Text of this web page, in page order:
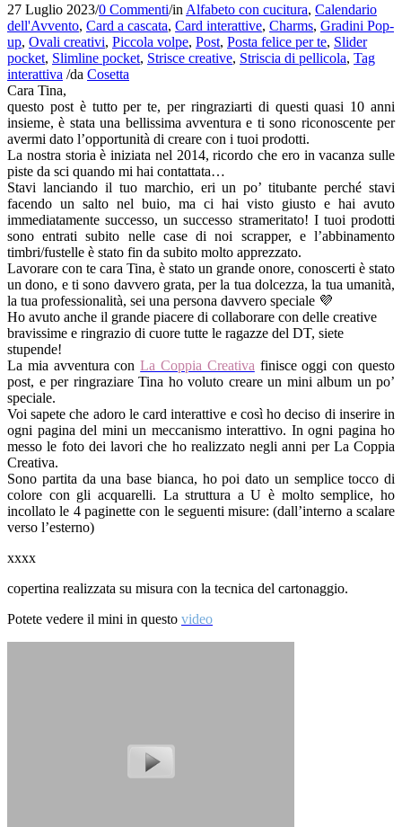
27 Luglio 2023/0 Commenti/in Alfabeto con cucitura, Calendario
dell'Avvento, Card a cascata, Card interattive, Charms, Gradini Pop-
up, Ovali creativi, Piccola volpe, Post, Posta felice per te, Slider
pocket, Slimline pocket, Strisce creative, Striscia di pellicola, Tag
interattiva /da Cosetta
Cara Tina,
questo post è tutto per te, per ringraziarti di questi quasi 10 anni
insieme, è stata una bellissima avventura e ti sono riconoscente per
avermi dato l’opportunità di creare con i tuoi prodotti.
La nostra storia è iniziata nel 2014, ricordo che ero in vacanza sulle
piste da sci quando mi hai contattata…
Stavi lanciando il tuo marchio, eri un po’ titubante perché stavi
facendo un salto nel buio, ma ci hai visto giusto e hai avuto
immediatamente successo, un successo strameritato! I tuoi prodotti
sono entrati subito nelle case di noi scrapper, e l’abbinamento
timbri/fustelle è stato fin da subito molto apprezzato.
Lavorare con te cara Tina, è stato un grande onore, conoscerti è stato
un dono, e ti sono davvero grata, per la tua dolcezza, la tua umanità,
la tua professionalità, sei una persona davvero speciale 💜
Ho avuto anche il grande piacere di collaborare con delle creative
bravissime e ringrazio di cuore tutte le ragazze del DT, siete
stupende!
La mia avventura conLa Coppia Creativa finisce oggi con questo
post, e per ringraziare Tina ho voluto creare un mini album un po’
speciale.
Voi sapete che adoro le card interattive e così ho deciso di inserire in
ogni pagina del mini un meccanismo interattivo. In ogni pagina ho
messo le foto dei lavori che ho realizzato negli anni per La Coppia
Creativa.
Sono partita da una base bianca, ho poi dato un semplice tocco di
colore con gli acquarelli. La struttura a U è molto semplice, ho
incollato le 4 paginette con le seguenti misure: (dall’interno a scalare
verso l’esterno)
xxxx
copertina realizzata su misura con la tecnica del cartonaggio.
Potete vedere il mini in questo video